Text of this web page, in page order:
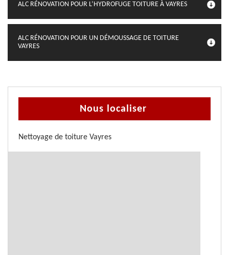
ALC RÉNOVATION POUR L’HYDROFUGE TOITURE À VAYRES
ALC RÉNOVATION POUR UN DÉMOUSSAGE DE TOITURE
VAYRES
Nous localiser
Nettoyage de toiture Vayres